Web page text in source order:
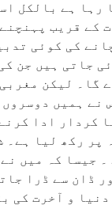
رہا ہے بالکل
کے قریب
کی کوئی
جاتی ہیں جن
گا۔ لیکن
نے ہمیں
کردار ادا
پر رکھ لیا ہے۔
جیسا کہ میں
ڈان سے ڈرا
و آخرت کی